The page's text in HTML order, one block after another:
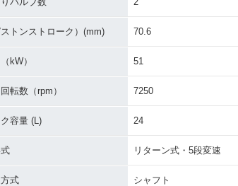
トンストローク）(mm) 70.6
kW） 51
転数（rpm） 7250
容量 (L) 24
リターン式・5段変速
式 シャフト